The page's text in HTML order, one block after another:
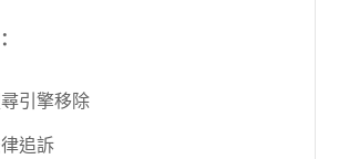
引擎移除
追訴